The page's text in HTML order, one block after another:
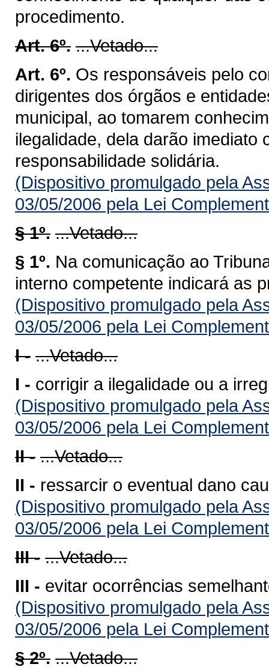
procedimento.
Art. 6º. ...Vetado...
Art. 6º. Os responsáveis pelo
dirigentes dos órgãos e
municipal, ao tomarem
ilegalidade, dela darão imediato
responsabilidade solidária.
(Dispositivo promulgado pela
03/05/2006 pela Lei
§ 1º. ...Vetado...
§ 1º. Na comunicação ao
interno competente indicará as
(Dispositivo promulgado pela
03/05/2006 pela Lei
I - ...Vetado...
I - corrigir a ilegalidade ou a
(Dispositivo promulgado pela
03/05/2006 pela Lei
II - ...Vetado...
II - ressarcir o eventual dano
(Dispositivo promulgado pela
03/05/2006 pela Lei
III - ...Vetado...
III - evitar ocorrências
(Dispositivo promulgado pela
03/05/2006 pela Lei
§ 2º. ...Vetado...